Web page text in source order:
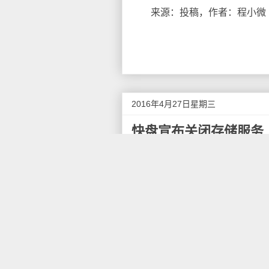
来源：投稿，作者：程小微
2016年4月27日星期三
快盘宣布关闭存储服务